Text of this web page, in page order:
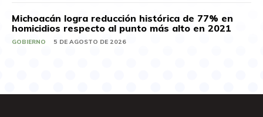
Michoacán logra reducción histórica de 77% en
homicidios respecto al punto más alto en 2021
GOBIERNO 5 DE AGOSTO DE 2026